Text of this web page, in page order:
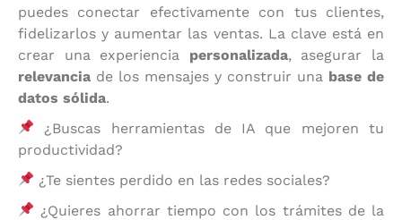
puedes conectar efectivamente con tus clientes,
fidelizarlos y aumentar las ventas. La clave está en
crear una experiencia personalizada, asegurar la
relevancia de los mensajes y construir una base de
datos sólida.
¿Buscas herramientas de IA que mejoren tu
productividad?
¿Te sientes perdido en las redes sociales?
¿Quieres ahorrar tiempo con los trámites de la